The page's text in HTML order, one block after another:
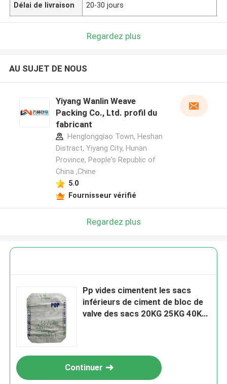
Délai de livraison 20-30 jours
Regardez plus
AU SUJET DE NOUS
Yiyang Wanlin Weave
Packing Co., Ltd. profil du
fabricant
Henglongqiao Town, Heshan
Distract, Yiyang City, Hunan
Province, People's Republic of
China ,Chine
5.0
Fournisseur vérifié
Regardez plus
Pp vides cimentent les sacs
inférieurs de ciment de bloc de
valve des sacs 20KG 25KG 40KG
Continuer